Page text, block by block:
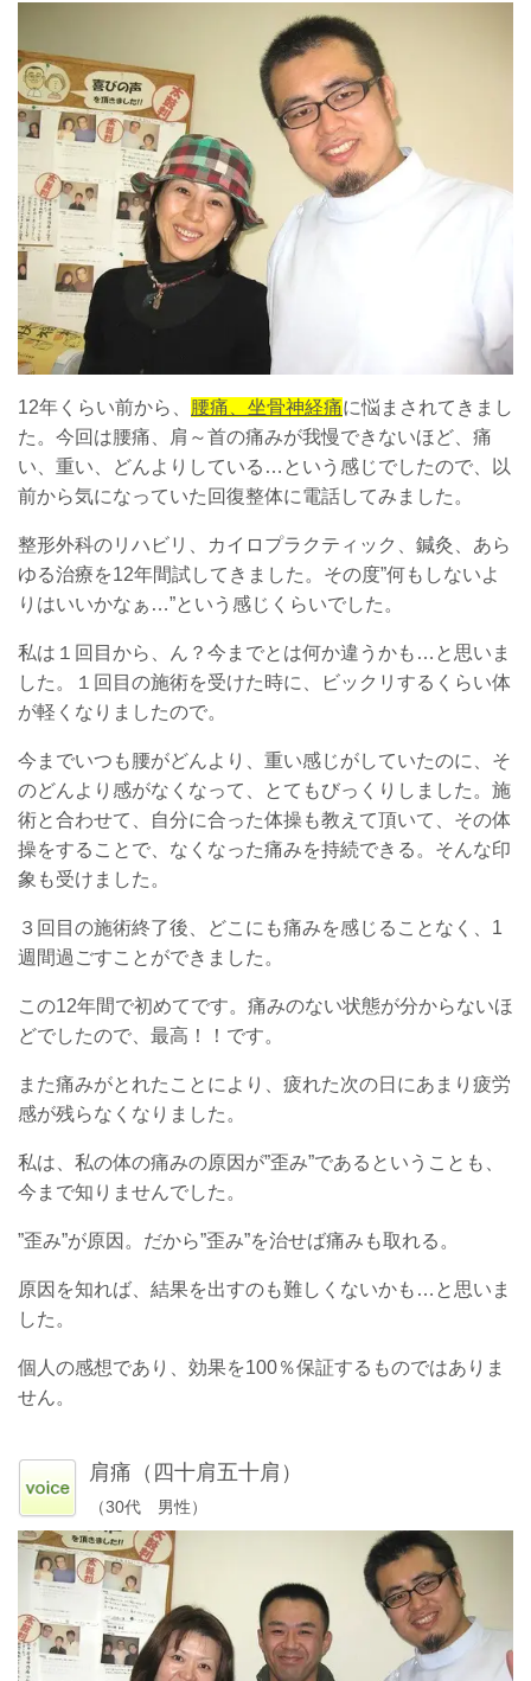
12年くらい前から、 腰痛、坐骨神経痛に悩まされてきまし
た。今回は腰痛、肩～首の痛みが我慢できないほど、痛
い、重い、どんよりしている…という感じでしたので、以
前から気になっていた回復整体に電話してみました。
整形外科のリハビリ、カイロプラクティック、鍼灸、あら
ゆる治療を12年間試してきました。その度”何もしないよ
りはいいかなぁ…”という感じくらいでした。
私は１回目から、ん？今までとは何か違うかも…と思いま
した。１回目の施術を受けた時に、ビックリするくらい体
が軽くなりましたので。
今までいつも腰がどんより、重い感じがしていたのに、そ
のどんより感がなくなって、とてもびっくりしました。施
術と合わせて、自分に合った体操も教えて頂いて、その体
操をすることで、なくなった痛みを持続できる。そんな印
象も受けました。
３回目の施術終了後、どこにも痛みを感じることなく、1
週間過ごすことができました。
この12年間で初めてです。痛みのない状態が分からないほ
どでしたので、最高！！です。
また痛みがとれたことにより、疲れた次の日にあまり疲労
感が残らなくなりました。
私は、私の体の痛みの原因が”歪み”であるということも、
今まで知りませんでした。
”歪み”が原因。だから”歪み”を治せば痛みも取れる。
原因を知れば、結果を出すのも難しくないかも…と思いま
した。
個人の感想であり、効果を100％保証するものではありま
せん。
肩痛（四十肩五十肩）
（30代 男性）